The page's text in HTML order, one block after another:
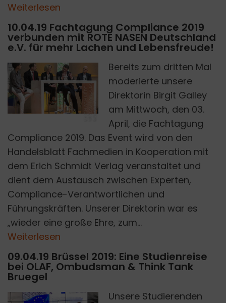
Weiterlesen
10.04.19 Fachtagung Compliance 2019
verbunden mit ROTE NASEN Deutschland
e.V. für mehr Lachen und Lebensfreude!
E
R
I
C
H
SC
H
M
I
D
T
V
E
R
L
A
G|
A
N
G
E
LA
K
A
U
S
C
HE
Bereits zum dritten Mal
moderierte unsere
Direktorin Birgit Galley
am Mittwoch, den 03.
April, die Fachtagung
Compliance 2019. Das Event wird von den
Handelsblatt Fachmedien in Kooperation mit
dem Erich Schmidt Verlag veranstaltet und
dient dem Austausch zwischen Experten,
Compliance-Verantwortlichen und
Führungskräften. Unserer Direktorin war es
„wieder eine große Ehre, zum...
Weiterlesen
09.04.19 Brüssel 2019: Eine Studienreise
bei OLAF, Ombudsman & Think Tank
Bruegel
Unsere Studierenden